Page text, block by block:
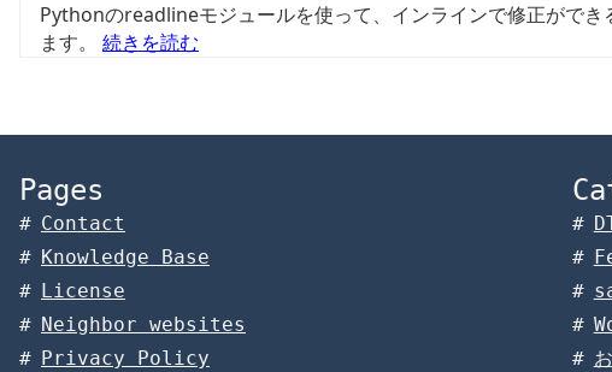
Pythonのreadlineモジュールを使って、インラインで修正ができ
ます。 続きを読む
Pages
Contact
Knowledge Base
License
Neighbor websites
Privacy Policy